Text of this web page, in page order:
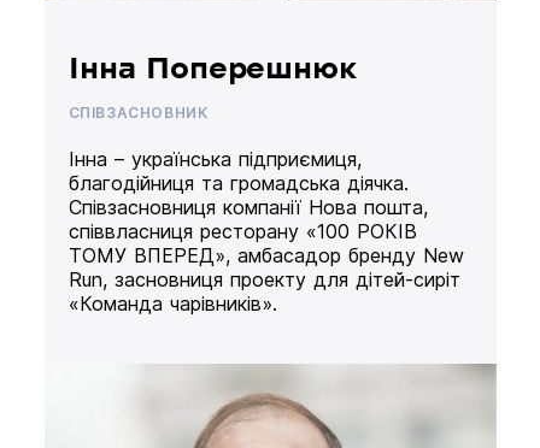
Інна Поперешнюк
СПІВЗАСНОВНИК
Інна – українська підприємиця,
благодійниця та громадська діячка.
Співзасновниця компанії Нова пошта,
співвласниця ресторану «100 РОКІВ
ТОМУ ВПЕРЕД», амбасадор бренду New
Run, засновниця проекту для дітей-сиріт
«Команда чарівників».